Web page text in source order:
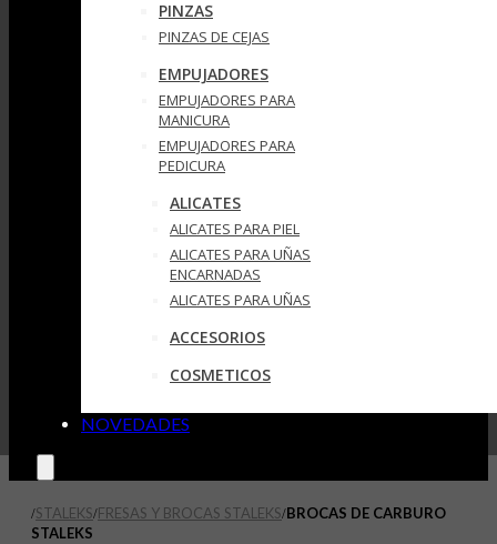
PINZAS
PINZAS DE CEJAS
EMPUJADORES
EMPUJADORES PARA
MANICURA
EMPUJADORES PARA
PEDICURA
ALICATES
ALICATES PARA PIEL
ALICATES PARA UÑAS
ENCARNADAS
ALICATES PARA UÑAS
ACCESORIOS
COSMETICOS
NOVEDADES
/STALEKS/FRESAS Y BROCAS STALEKS/BROCAS DE CARBURO
STALEKS